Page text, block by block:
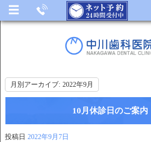
月別アーカイブ: 2022年9月
10月休診日のご案内
投稿日 2022年9月7日